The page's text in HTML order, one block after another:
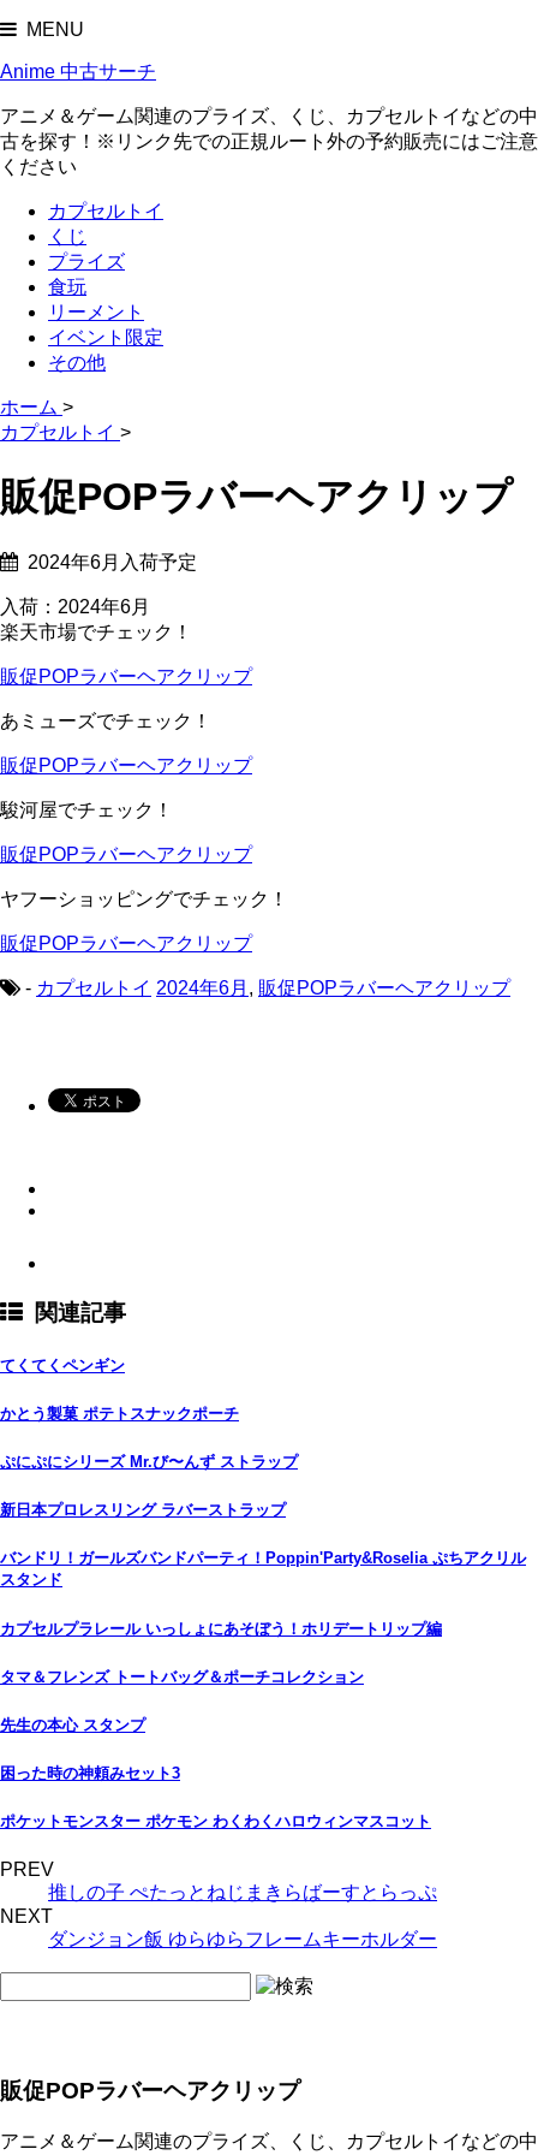
MENU
Anime 中古サーチ
アニメ＆ゲーム関連のプライズ、くじ、カプセルトイなどの中
古を探す！※リンク先での正規ルート外の予約販売にはご注意
ください
カプセルトイ
くじ
プライズ
食玩
リーメント
イベント限定
その他
ホーム >
カプセルトイ >
販促POPラバーヘアクリップ
2024年6月入荷予定
入荷：2024年6月
楽天市場でチェック！
販促POPラバーヘアクリップ
あミューズでチェック！
販促POPラバーヘアクリップ
駿河屋でチェック！
販促POPラバーヘアクリップ
ヤフーショッピングでチェック！
販促POPラバーヘアクリップ
- カプセルトイ 2024年6月 , 販促POPラバーヘアクリップ
関連記事
てくてくペンギン
かとう製菓 ポテトスナックポーチ
ぷにぷにシリーズ Mr.び〜んず ストラップ
新日本プロレスリング ラバーストラップ
バンドリ！ガールズバンドパーティ！Poppin'Party&Roselia ぷちアクリル
スタンド
カプセルプラレール いっしょにあそぼう！ホリデートリップ編
タマ＆フレンズ トートバッグ＆ポーチコレクション
先生の本心 スタンプ
困った時の神頼みセット3
ポケットモンスター ポケモン わくわくハロウィンマスコット
PREV
推しの子 ぺたっとねじまきらばーすとらっぷ
NEXT
ダンジョン飯 ゆらゆらフレームキーホルダー
販促POPラバーヘアクリップ
アニメ＆ゲーム関連のプライズ、くじ、カプセルトイなどの中